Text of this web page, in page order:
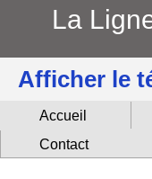
La
Afficher le
Accueil
Contact